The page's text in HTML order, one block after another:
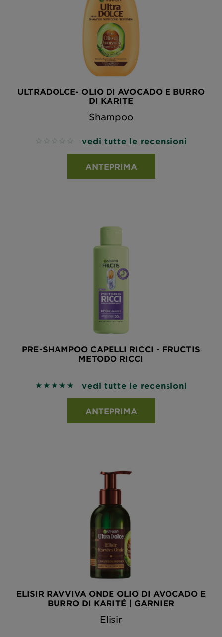
ULTRADOLCE- OLIO DI AVOCADO E BURRO
DI KARITE
Shampoo
No reviews vedi tutte le recensioni
ANTEPRIMA
PRE-SHAMPOO CAPELLI RICCI - FRUCTIS
METODO RICCI
5 out of 5 stars based on reviews
vedi tutte le recensioni
ANTEPRIMA
ELISIR RAVVIVA ONDE OLIO DI AVOCADO E
BURRO DI KARITÉ | GARNIER
Elisir